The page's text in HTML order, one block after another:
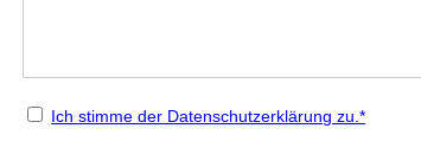
Ich stimme der Datenschutz­erklärung zu.*